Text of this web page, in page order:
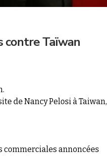
contre Taïwan
de Nancy Pelosi à Taiwan,
commerciales annoncées